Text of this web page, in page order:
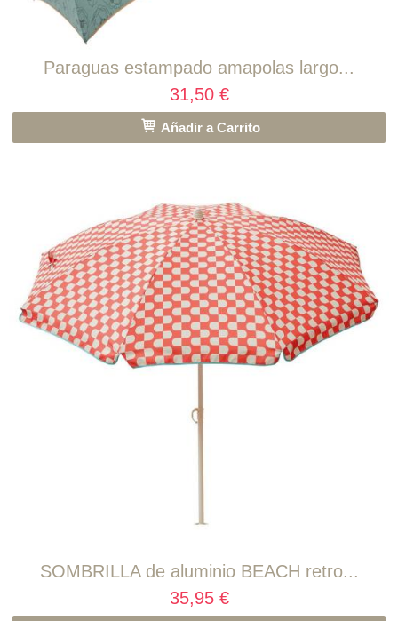
Paraguas estampado amapolas largo...
31,50 €
Añadir a Carrito
SOMBRILLA de aluminio BEACH retro...
35,95 €